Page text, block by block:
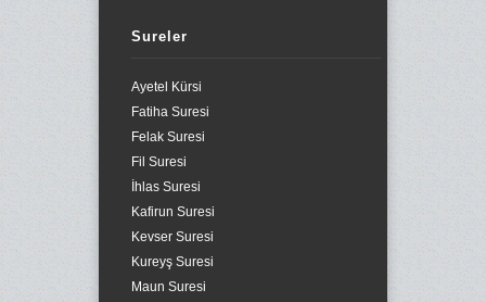
Sureler
Ayetel Kürsi
Fatiha Suresi
Felak Suresi
Fil Suresi
İhlas Suresi
Kafirun Suresi
Kevser Suresi
Kureyş Suresi
Maun Suresi